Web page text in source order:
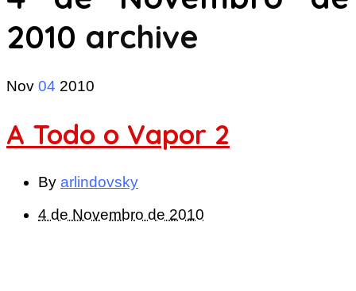
2010 archive
Nov 04 2010
A Todo o Vapor 2
By arlindovsky
4 de Novembro de 2010